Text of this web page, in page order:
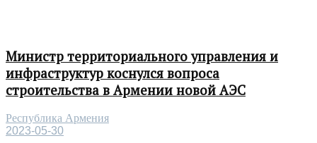
Министр территориального управления и
инфраструктур коснулся вопроса
строительства в Армении новой АЭС
Республика Армения
2023-05-30